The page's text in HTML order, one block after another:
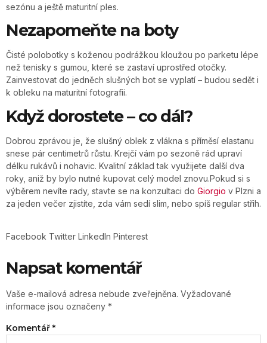
sezónu a ještě maturitní ples.
Nezapomeňte na boty
Čisté polobotky s koženou podrážkou kloužou po parketu lépe
než tenisky s gumou, které se zastaví uprostřed otočky.
Zainvestovat do jedněch slušných bot se vyplatí – budou sedět i
k obleku na maturitní fotografii.
Když dorostete – co dál?
Dobrou zprávou je, že slušný oblek z vlákna s příměsí elastanu
snese pár centimetrů růstu. Krejčí vám po sezoně rád upraví
délku rukávů i nohavic. Kvalitní základ tak využijete další dva
roky, aniž by bylo nutné kupovat celý model znovu.Pokud si s
výběrem nevíte rady, stavte se na konzultaci do Giorgio v Plzni a
za jeden večer zjistíte, zda vám sedí slim, nebo spíš regular střih.
Facebook Twitter LinkedIn Pinterest
Napsat komentář
Vaše e-mailová adresa nebude zveřejněna. Vyžadované
informace jsou označeny *
Komentář *